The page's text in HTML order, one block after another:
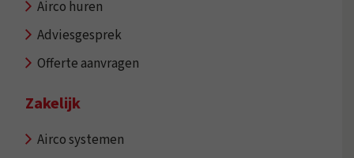
Airco huren
Adviesgesprek
Offerte aanvragen
Zakelijk
Airco systemen